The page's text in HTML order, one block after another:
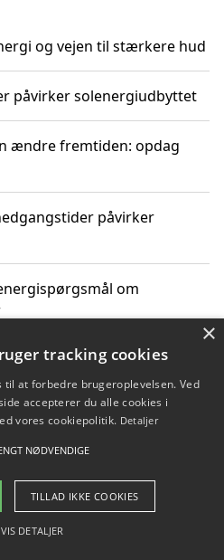
og vejen til stærkere hud
påvirker solenergiudbyttet
ændre fremtiden: opdag
påvirker
om
- Pilanto Aps
Blog Betingelser
×
tracking cookies
til at forbedre brugeroplevelsen. Ved
accepterer du alle cookies i
vores cookiepolitik. Detaljer
NØDVENDIGE
TILLAD IKKE COOKIES
VIS DETALJER